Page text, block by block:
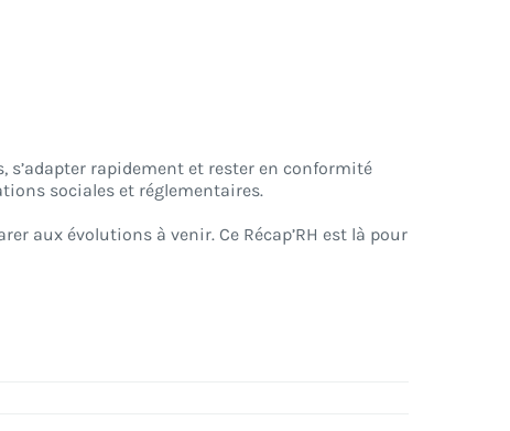
s’adapter rapidement et rester en conformité
sociales et réglementaires.
aux évolutions à venir. Ce Récap’RH est là pour